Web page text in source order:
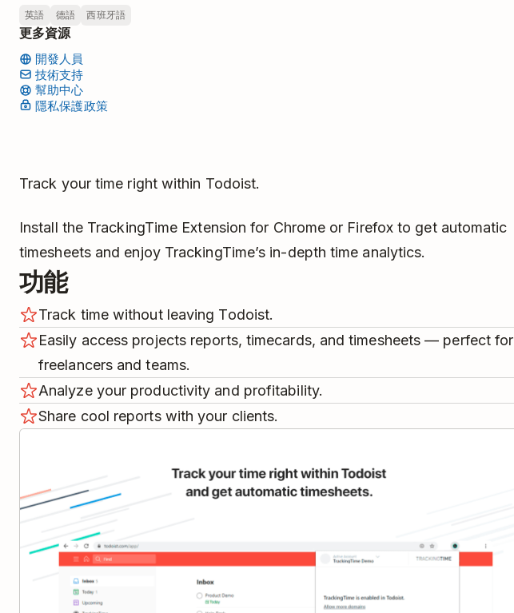
英語 德語 西班牙語
更多資源
開發人員
技術支持
幫助中心
隱私保護政策
Track your time right within Todoist.
Install the TrackingTime Extension for Chrome or Firefox to get automatic
timesheets and enjoy TrackingTime’s in-depth time analytics.
功能
Track time without leaving Todoist.
Easily access projects reports, timecards, and timesheets — perfect for
freelancers and teams.
Analyze your productivity and profitability.
Share cool reports with your clients.